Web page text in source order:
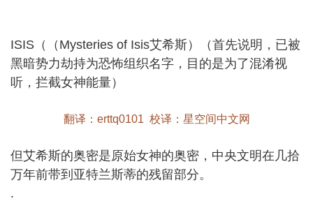
ISIS（（Mysteries of Isis艾希斯）（首先说明，已被
黑暗势力劫持为恐怖组织名字，目的是为了混淆视
听，拦截女神能量）
翻译：erttq0101 校译：星空间中文网
但艾希斯的奥密是原始女神的奥密，中央文明在几拾
万年前带到亚特兰斯蒂的残留部分。
.